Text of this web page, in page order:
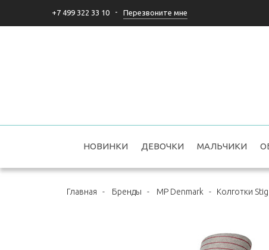
+7 499 322 33 10 - Перезвоните мне
НОВИНКИ ДЕВОЧКИ МАЛЬЧИКИ
Главная - Бренды - MP Denmark - Колготки